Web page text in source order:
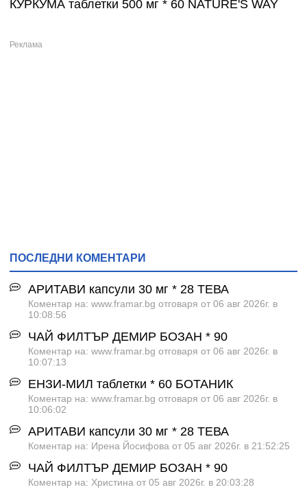
КУРКУМА таблетки 500 мг * 60 NATURE'S WAY
ПОСЛЕДНИ КОМЕНТАРИ
АРИТАВИ капсули 30 мг * 28 ТЕВА
Коментар на: www.framar.bg отговаря от 06 авг 2026г. в
10:08:56
ЧАЙ ФИЛТЪР ДЕМИР БОЗАН * 90
Коментар на: www.framar.bg отговаря от 06 авг 2026г. в
10:07:13
ЕНЗИ-МИЛ таблетки * 60 БОТАНИК
Коментар на: www.framar.bg отговаря от 06 авг 2026г. в
10:06:02
АРИТАВИ капсули 30 мг * 28 ТЕВА
Коментар на: Ирена Йосифова от 05 авг 2026г. в 21:52:25
ЧАЙ ФИЛТЪР ДЕМИР БОЗАН * 90
Коментар на: Христина от 05 авг 2026г. в 20:03:28